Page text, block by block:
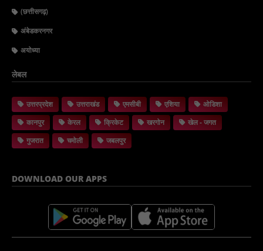
(छत्तीसगढ़)
अंबेडकरनगर
अयोध्या
लेबल
उत्तरप्रदेश उत्तराखंड एमसीबी एशिया
ओडिशा
कानपुर
केरल क्रिकेट खरगोन
खेल - जगत
गुजरात
चमोली जबलपुर
DOWNLOAD OUR APPS